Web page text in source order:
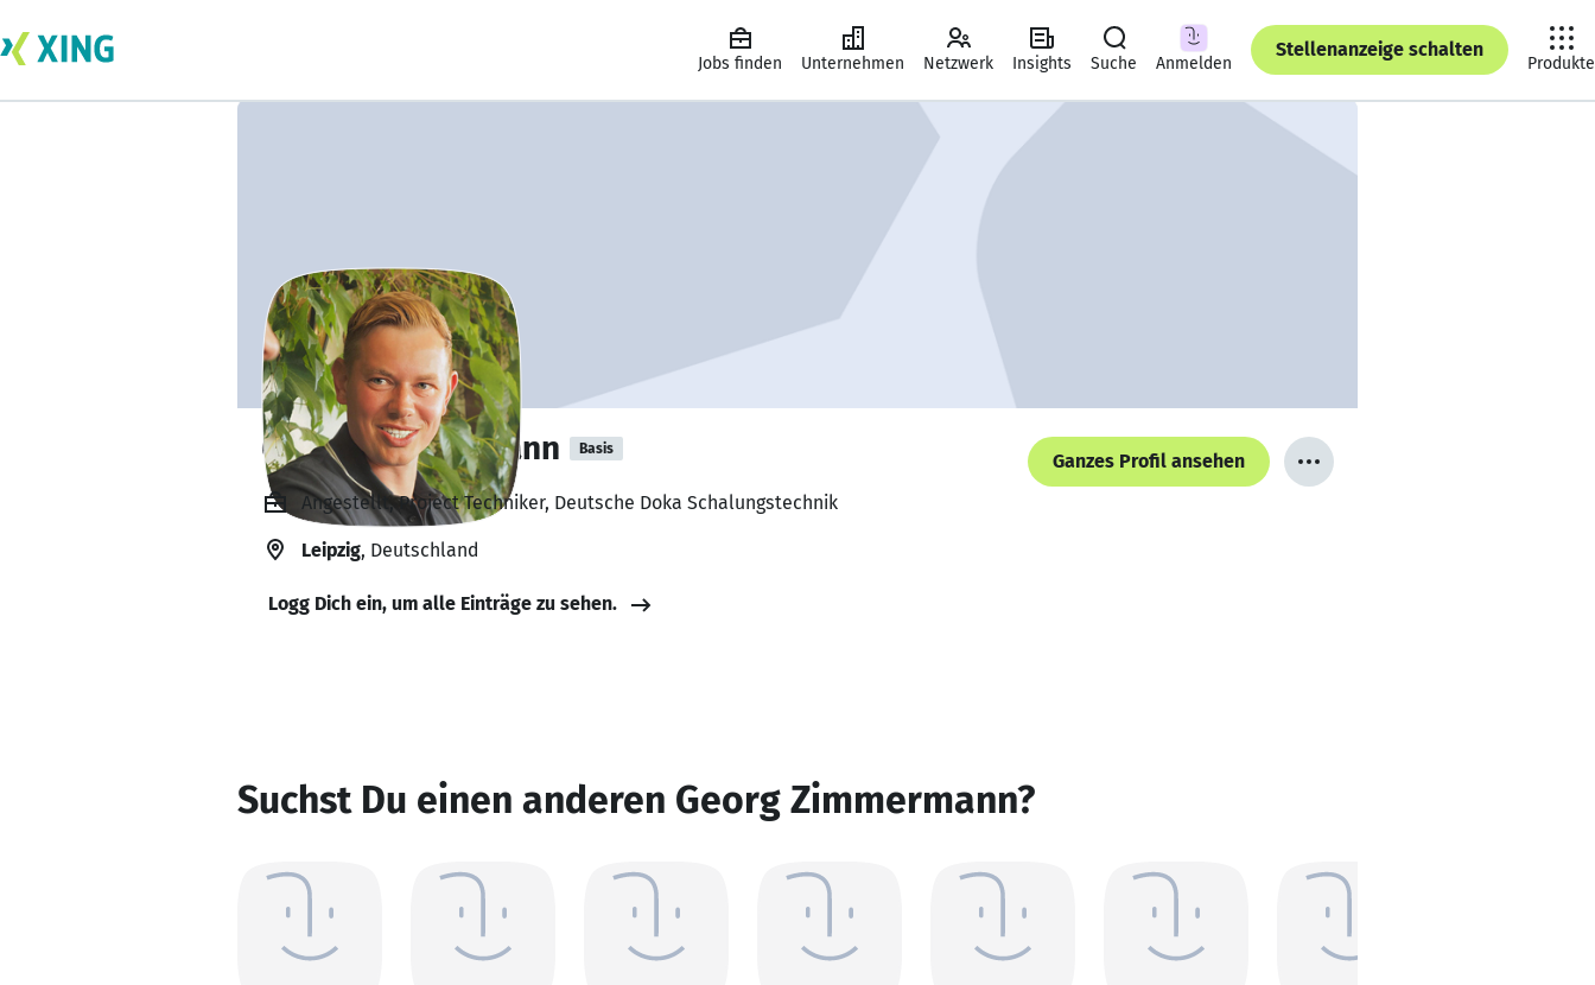
Jobs finden Unternehmen Netzwerk Insights Suche Anmelden
Stellenanzeige schalten
Produkte
Georg Zimmermann Basis
Ganzes Profil ansehen
Angestellt, Project Techniker, Deutsche Doka Schalungstechnik
Leipzig, Deutschland
Logg Dich ein, um alle Einträge zu sehen.
Suchst Du einen anderen Georg Zimmermann?